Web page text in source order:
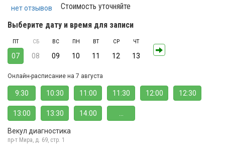
нет отзывов
Стоимость уточняйте
Выберите дату и время для записи
ПТ
07
СБ
08
ВС
09
ПН
10
ВТ
11
СР
12
ЧТ
13
Онлайн-расписание на 7 августа
9:30 10:30 11:00 11:30 12:00 12:30
13:00 13:30 14:00
Векул диагностика
пр-т Мира, д. 69, стр. 1